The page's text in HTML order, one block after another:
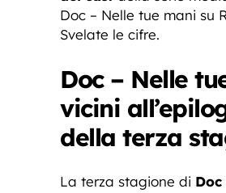
Doc – Nelle tue mani su
Svelate le cifre.
Doc – Nelle
vicini
della terza
La terza stagione di